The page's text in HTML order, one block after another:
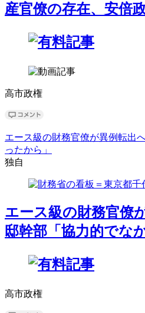
産官僚の存在、安倍
高市政権
エース級の財務官僚が異例転
ったから」
独自
エース級の財務官僚
邸幹部「協力的でな
高市政権